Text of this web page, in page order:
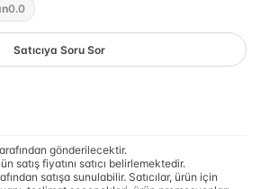
0.0
Satıcıya Soru Sor
gönderilecektir.
satış fiyatını satıcı belirlemektedir.
satışa sunulabilir. Satıcılar, ürün için